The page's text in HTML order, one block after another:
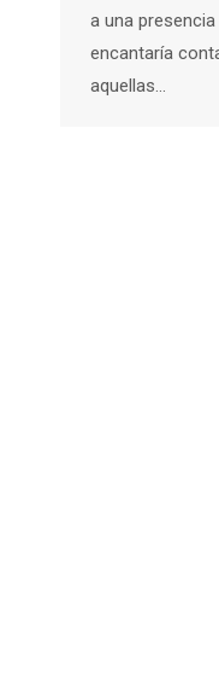
a una
encantaría
aquellas…